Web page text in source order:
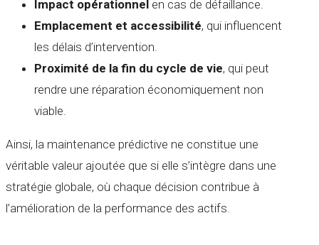
Impact opérationnel en cas de défaillance.
Emplacement et accessibilité, qui influencent
les délais d’intervention.
Proximité de la fin du cycle de vie, qui peut
rendre une réparation économiquement non
viable.
Ainsi, la maintenance prédictive ne constitue une
véritable valeur ajoutée que si elle s’intègre dans une
stratégie globale, où chaque décision contribue à
l’amélioration de la performance des actifs.